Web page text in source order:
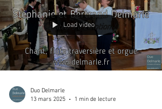
Load video
Duo Delmarle
13 mars 2025
1 min de lecture